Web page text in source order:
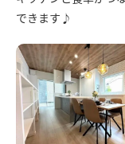
できます♪